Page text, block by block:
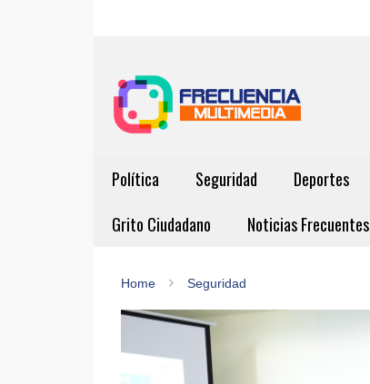
Política Seguridad Deportes
Grito Ciudadano
Noticias Frecuentes
Home Seguridad